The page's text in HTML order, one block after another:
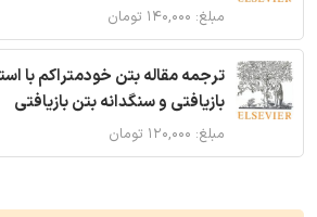
مبلغ: ۱۴۰,۰۰۰ تومان
ترجمه مقاله بتن خودمتراکم با
بازیافتی و سنگدانه بتن بازیافتی
مبلغ: ۱۲۰,۰۰۰ تومان